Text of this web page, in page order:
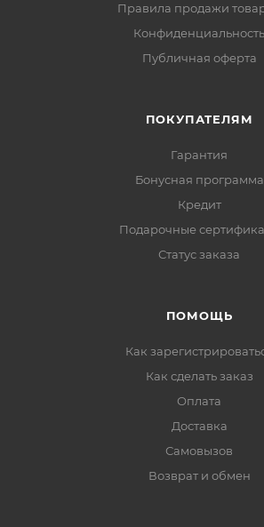
Правила продажи
Конфиденциальность
Публичная оферта
ПОКУПАТЕЛЯМ
Гарантия
Бонусная программа
Кредит
Подарочные
Статус заказа
ПОМОЩЬ
Как
Как сделать заказ
Оплата
Доставка
Самовызов
Возврат и обмен